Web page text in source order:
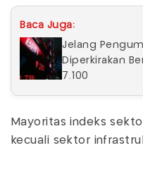
Baca Juga:
Jelang
Diperkirakan
7.100
Mayoritas indeks
kecuali sektor